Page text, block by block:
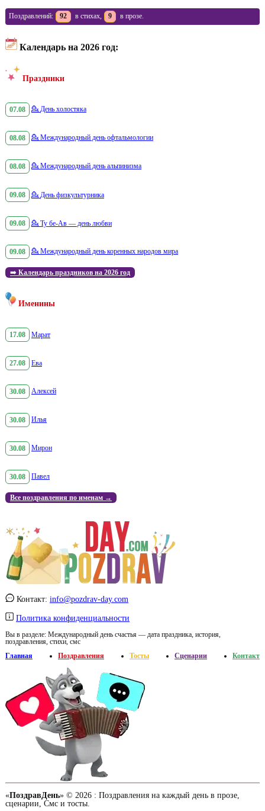
Поздравлений: 92 в стихах, 9 в прозе.
Календарь на 2026 год:
Праздники
07.08 💁 День холостяка
08.08 💁 Международный день офтальмологии
08.08 💁 Международный день альпинизма
09.08 💁 День физкультурника
09.08 💁 Ту бе-Ав — день любви
09.08 💁 Международный день коренных народов мира
➡️ Календарь праздников на 2026 год
Именины
17.08 Марат
27.08 Ева
30.08 Алексей
30.08 Илья
30.08 Мирон
30.08 Павел
Все поздравления по именам →
Контакт: info@pozdrav-day.com
Политика конфиденциальности
Вы в разделе: Международный день счастья — дата праздника, история,
поздравления, стихи, смс
Главная
Поздравления Тосты Сценарии Контакт
«ПоздравДень» © 2026 : Поздравления на каждый день в прозе,
сценарии, Смс и тосты.